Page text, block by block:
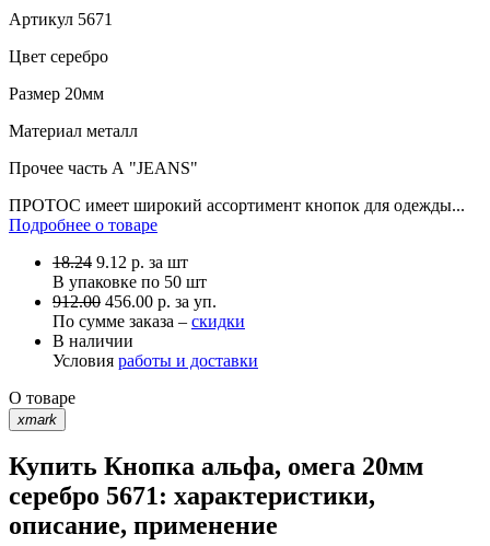
Артикул 5671
Цвет серебро
Размер 20мм
Материал металл
Прочее часть А "JEANS"
ПРОТОС имеет широкий ассортимент кнопок для одежды...
Подробнее о товаре
18.24 9.12 р. за шт
В упаковке по 50 шт
912.00 456.00 р. за уп.
По сумме заказа – скидки
В наличии
Условия работы и доставки
О товаре
xmark
Купить Кнопка альфа, омега 20мм
серебро 5671: характеристики,
описание, применение